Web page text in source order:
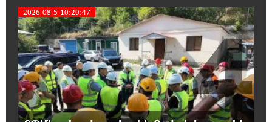
15:21:17 8-08-2026
Ընդդիմությունը պետք է օր առաջ
համախմբվի այս ծանր իրավիճակից դուրս
գալու համար. Արմեն Մանվելյան
15:07:43 8-08-2026
Դուք ու ձեր անտաղանդ շոուները ոչ ավելին
են, քան անհաջող ու չստացված դերասանի
թատրոն. Աննա Կոստանյան
2026-08-5 10:29:47
4